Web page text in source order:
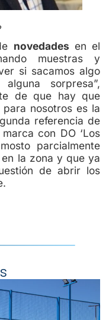
novedades en el
muestras y
si sacamos algo
sorpresa”,
de que hay que
nosotros es la
referencia de
con DO ‘Los
parcialmente
la zona y que ya
de abrir los